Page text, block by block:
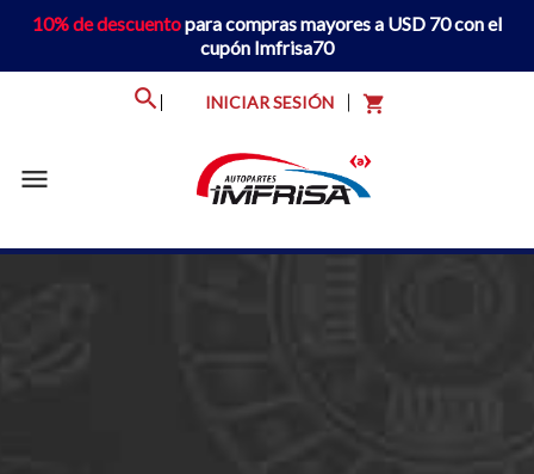
10% de descuentopara compras mayores a USD 70 con el
cupón Imfrisa70
INICIAR SESIÓN shopping_cart
menu